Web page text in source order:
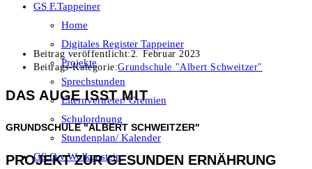
GS F.Tappeiner
Home
Digitales Register Tappeiner
Projekte
Sprechstunden
Elternvertreter/ Gremien
Schulordnung
Stundenplan/ Kalender
GS O.v.Wolkenstein
Beitrag veröffentlicht:2. Februar 2023
Beitrags-Kategorie:Grundschule "Albert Schweitzer"
DAS AUGE ISST MIT
GRUNDSCHULE "ALBERT SCHWEITZER"
PROJEKT ZUR GESUNDEN ERNÄHRUNG